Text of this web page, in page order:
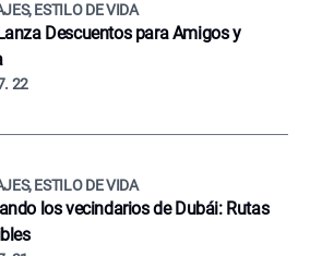
ESTILO DE VIDA
Descuentos para Amigos y
22
ESTILO DE VIDA
los vecindarios de Dubái: Rutas